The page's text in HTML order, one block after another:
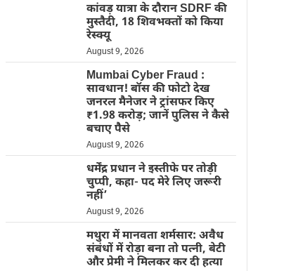
कांवड़ यात्रा के दौरान SDRF की
मुस्तैदी, 18 शिवभक्तों को किया
रेस्क्यू
August 9, 2026
Mumbai Cyber Fraud :
सावधान! बॉस की फोटो देख
जनरल मैनेजर ने ट्रांसफर किए
₹1.98 करोड़; जानें पुलिस ने कैसे
बचाए पैसे
August 9, 2026
धर्मेंद्र प्रधान ने इस्तीफे पर तोड़ी
चुप्पी, कहा- पद मेरे लिए जरूरी
नहीं’
August 9, 2026
मथुरा में मानवता शर्मसार: अवैध
संबंधों में रोड़ा बना तो पत्नी, बेटी
और प्रेमी ने मिलकर कर दी हत्या